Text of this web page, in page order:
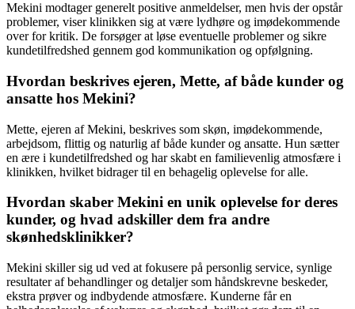
Mekini modtager generelt positive anmeldelser, men hvis der opstår
problemer, viser klinikken sig at være lydhøre og imødekommende
over for kritik. De forsøger at løse eventuelle problemer og sikre
kundetilfredshed gennem god kommunikation og opfølgning.
Hvordan beskrives ejeren, Mette, af både kunder og
ansatte hos Mekini?
Mette, ejeren af Mekini, beskrives som skøn, imødekommende,
arbejdsom, flittig og naturlig af både kunder og ansatte. Hun sætter
en ære i kundetilfredshed og har skabt en familievenlig atmosfære i
klinikken, hvilket bidrager til en behagelig oplevelse for alle.
Hvordan skaber Mekini en unik oplevelse for deres
kunder, og hvad adskiller dem fra andre
skønhedsklinikker?
Mekini skiller sig ud ved at fokusere på personlig service, synlige
resultater af behandlinger og detaljer som håndskrevne beskeder,
ekstra prøver og indbydende atmosfære. Kunderne får en